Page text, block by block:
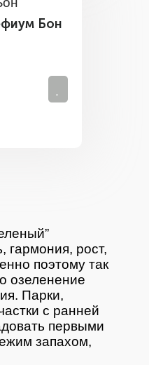
Бон
гармония, рост,
поэтому так
озеленение
Парки,
с ранней
первыми
запахом,